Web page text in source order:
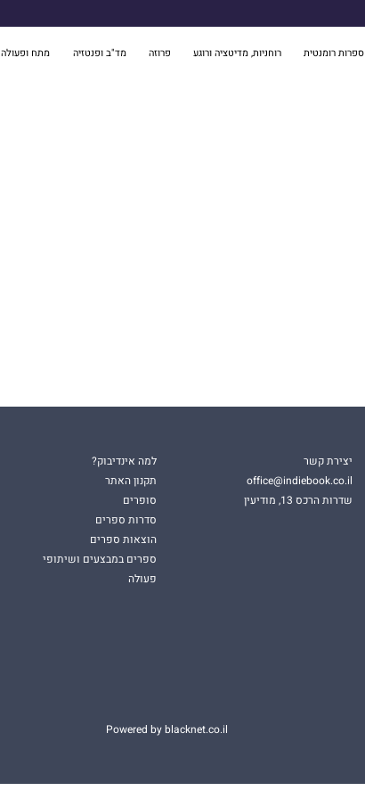
ספרות רומנטית רוחניות, מדיטציה ורוגע פרוזה מד"ב ופנטזיה מתח ופעולה
יצירת קשר
office@indiebook.co.il
שדרות הרכס 13, מודיעין
למה אינדיבוק?
תקנון האתר
סופרים
סדרות ספרים
הוצאות ספרים
ספרים במבצעים ושיתופי
פעולה
Powered by blacknet.co.il